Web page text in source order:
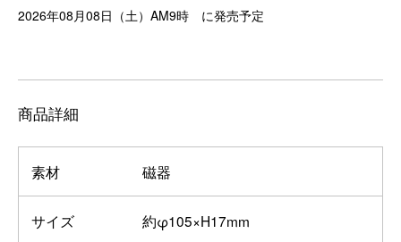
2026年08月08日（土）AM9時 に発売予定
商品詳細
素材 磁器
サイズ 約φ105×H17mm